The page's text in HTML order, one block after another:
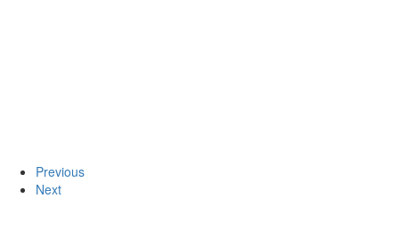
Previous
Next